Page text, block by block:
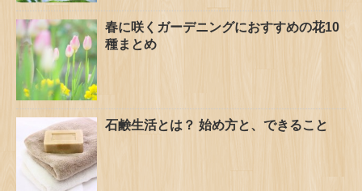
春に咲くガーデニングにおすすめの花10
種まとめ
石鹸生活とは？ 始め方と、できること